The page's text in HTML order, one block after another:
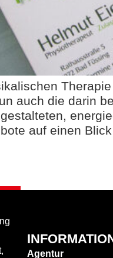
auch die darin
auf einen
Agentur